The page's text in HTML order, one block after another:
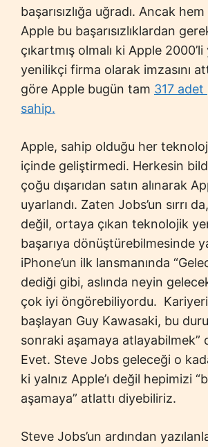
başarısızlığa uğradı. Ancak
Apple bu başarısızlıklardan
çıkartmış olmalı ki Apple 2000’li
yenilikçi firma olarak imzasını
göre Apple bugün tam 317
sahip.
Apple, sahip olduğu her
içinde geliştirmedi. Herkesin
çoğu dışarıdan satın alınarak
uyarlandı. Zaten Jobs’un sırrı
değil, ortaya çıkan teknolojik
başarıya dönüştürebilmesinde
iPhone’un ilk lansmanında
dediği gibi, aslında neyin
çok iyi öngörebiliyordu.
başlayan Guy Kawasaki, bu
sonraki aşamaya atlayabilmek”
Evet. Steve Jobs geleceği o
ki yalnız Apple’ı değil hepimizi
aşamaya” atlattı diyebiliriz.
Steve Jobs’un ardından